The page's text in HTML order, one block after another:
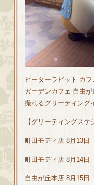
ピーターラビット カ
ガーデンカフェ 自由
撮れるグリーティング
【グリーティングスケ
町田モディ店 8月13日
町田モディ店 8月14日
自由が丘本店 8月15日